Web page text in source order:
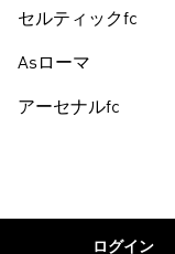
セルティックfc
Asローマ
アーセナルfc
ログイン